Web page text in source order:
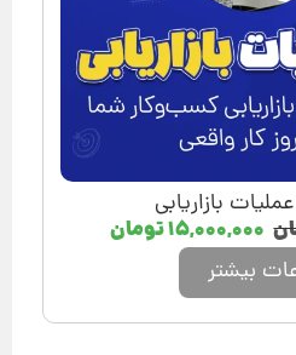
بازاریابی
۱۵,۰۰۰,۰۰۰تومان
بیشتر